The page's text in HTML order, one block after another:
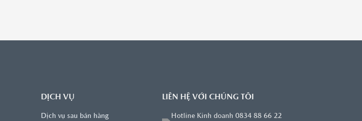
DỊCH VỤ
Dịch vụ sau bán hàng
LIÊN HỆ VỚI CHÚNG TÔI
Hotline Kinh doanh 0834 88 66 22